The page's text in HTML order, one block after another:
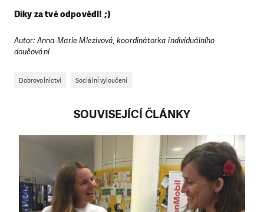
Díky za tvé odpovědi! ;)
Autor: Anna-Marie Mlezivová, koordinátorka individuálního
doučování
Dobrovolnictví Sociální vyloučení
SOUVISEJÍCÍ ČLÁNKY